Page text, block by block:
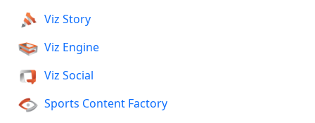
Viz Story
Viz Engine
Viz Social
Sports Content Factory